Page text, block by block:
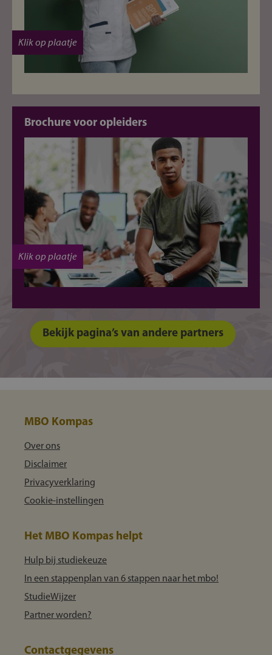
Klik op plaatje
Brochure voor opleiders
Klik op plaatje
Bekijk pagina’s van andere partners
MBO Kompas
Over ons
Disclaimer
Privacyverklaring
Cookie-instellingen
Het MBO Kompas helpt
Hulp bij studiekeuze
In een stappenplan van 6 stappen naar het mbo!
StudieWijzer
Partner worden?
Contactgegevens